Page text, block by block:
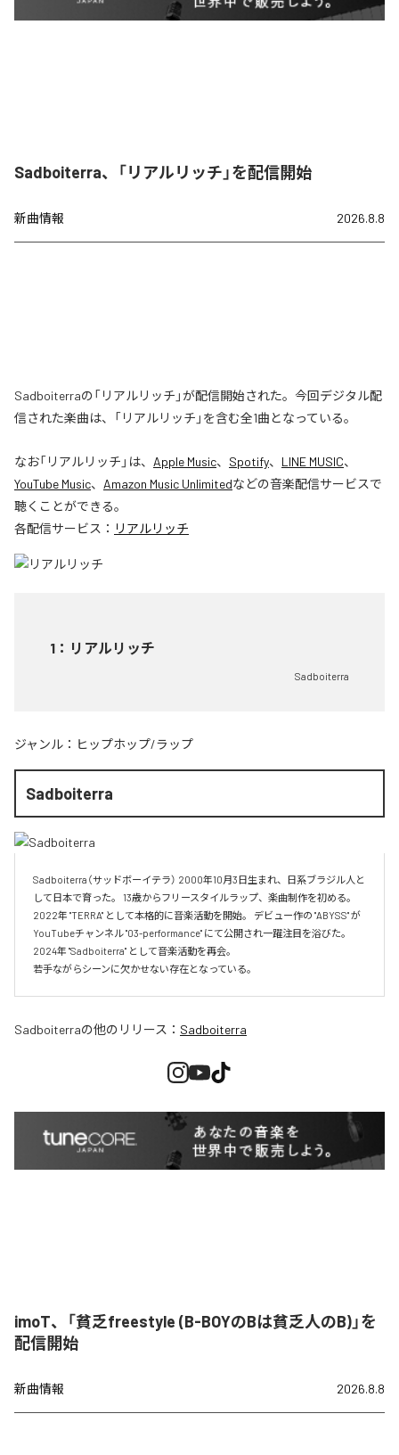
Sadboiterra、「リアルリッチ」を配信開始
新曲情報 2026.8.8
Sadboiterraの「リアルリッチ」が配信開始された。今回デジタル配
信された楽曲は、「リアルリッチ」を含む全1曲となっている。
なお「リアルリッチ 」は、 Apple Music、 Spotify、 LINE MUSIC、
YouTube Music、 Amazon Music Unlimitedなどの音楽配信サービスで
聴くことができる。
各配信サービス： リアルリッチ
1 ： リアルリッチ
Sadboiterra
ジャンル： ヒップホップ/ラップ
Sadboiterra
Sadboiterra（サッドボーイテラ） 2000年10月3日生まれ、日系ブラジル人と
して日本で育った。 13歳からフリースタイルラップ、楽曲制作を初める。
2022年 "TERRA" として本格的に音楽活動を開始。 デビュー作の "ABYSS" が
YouTubeチャンネル "03-performance" にて公開され一躍注目を浴びた。
2024年 "Sadboiterra" として音楽活動を再会。
若手ながらシーンに欠かせない存在となっている。
Sadboiterraの他のリリース： Sadboiterra
imoT、「貧乏freestyle (B-BOYのBは貧乏人のB)」を
配信開始
新曲情報 2026.8.8